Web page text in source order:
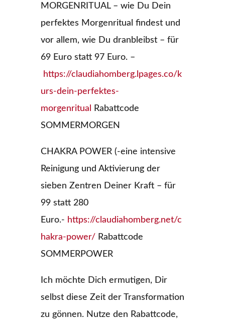
MORGENRITUAL – wie Du Dein
perfektes Morgenritual findest und
vor allem, wie Du dranbleibst – für
69 Euro statt 97 Euro. –
https://claudiahomberg.lpages.co/k
urs-dein-perfektes-
morgenritual
Rabattcode
SOMMERMORGEN
CHAKRA POWER (-eine intensive
Reinigung und Aktivierung der
sieben Zentren Deiner Kraft – für
99 statt 280
Euro.- https://claudiahomberg.net/c
hakra-power/ Rabattcode
SOMMERPOWER
Ich möchte Dich ermutigen, Dir
selbst diese Zeit der Transformation
zu gönnen. Nutze den Rabattcode,